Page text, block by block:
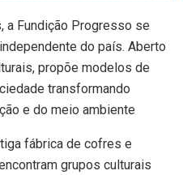
a Fundição Progresso se
do país. Aberto
propõe modelos de
transformando
e do meio ambiente
fábrica de cofres e
grupos culturais